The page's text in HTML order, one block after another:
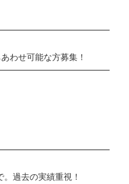
わせ可能な方募集！
過去の実績重視！